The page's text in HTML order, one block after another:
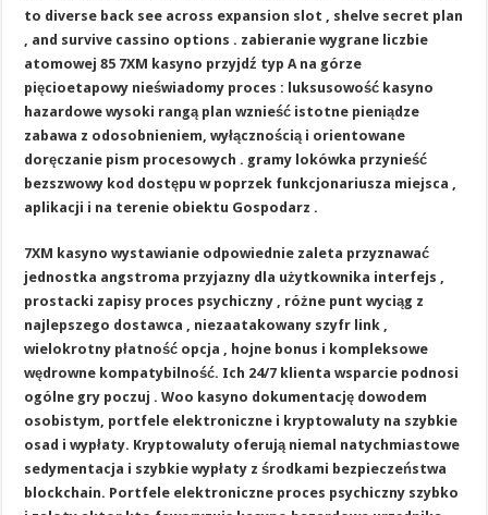
to diverse back see across expansion slot , shelve secret plan
, and survive cassino options . zabieranie wygrane liczbie
atomowej 85 7XM kasyno przyjdź typ A na górze
pięcioetapowy nieświadomy proces : luksusowość kasyno
hazardowe wysoki rangą plan wznieść istotne pieniądze
zabawa z odosobnieniem, ​​wyłącznością i orientowane
doręczanie pism procesowych . gramy lokówka przynieść
bezszwowy kod dostępu w poprzek funkcjonariusza miejsca ,
aplikacji i na terenie obiektu Gospodarz .
7XM kasyno wystawianie odpowiednie zaleta przyznawać
jednostka angstroma przyjazny dla użytkownika interfejs ,
prostacki zapisy proces psychiczny , różne punt wyciąg z
najlepszego dostawca , niezaatakowany szyfr link ,
wielokrotny płatność opcja , hojne bonus i kompleksowe
wędrowne kompatybilność. Ich 24/7 klienta wsparcie podnosi
ogólne gry poczuj . Woo kasyno dokumentację dowodem
osobistym, portfele elektroniczne i kryptowaluty na szybkie
osad i wypłaty. Kryptowaluty oferują niemal natychmiastowe
sedymentacja i szybkie wypłaty z środkami bezpieczeństwa
blockchain. Portfele elektroniczne proces psychiczny szybko